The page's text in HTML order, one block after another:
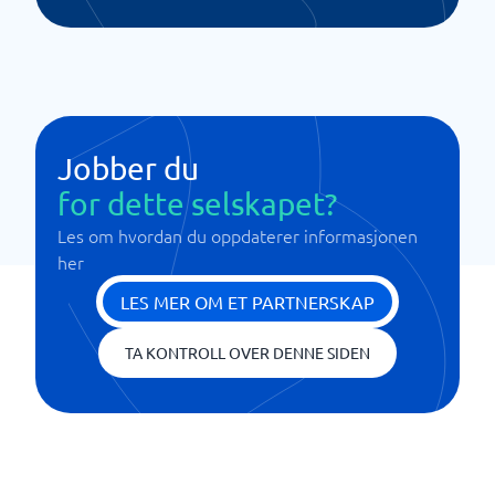
Jobber du
for dette selskapet?
Les om hvordan du oppdaterer informasjonen
her
LES MER OM ET PARTNERSKAP
TA KONTROLL OVER DENNE SIDEN